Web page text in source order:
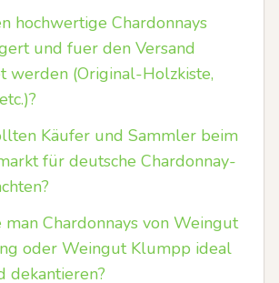
hochwertige Chardonnays
und fuer den Versand
werden (Original-Holzkiste,
Käufer und Sammler beim
für deutsche Chardonnay-
Chardonnays von Weingut
oder Weingut Klumpp ideal
dekantieren?